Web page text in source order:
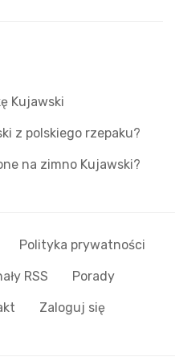
Kujawski
z polskiego rzepaku?
na zimno Kujawski?
Polityka prywatności
RSS Porady
Zaloguj się